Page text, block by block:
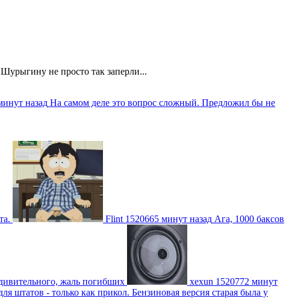
не просто так заперли...
назад На самом деле это вопрос сложный. Предложил бы не
Flint 1520665 минут назад Ага, 1000 баксов
жаль погибших xexun 1520772 минут
штатов - только как прикол. Бензиновая версия старая была у